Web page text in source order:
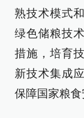
熟技术模式
绿色储粮技
措施，培育
新技术集成
保障国家粮食